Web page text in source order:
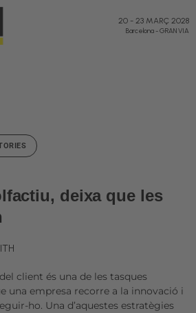
20 - 23 MARÇ 2028
Barcelona-GRAN VIA
deixa que les
client és una de les tasques
una empresa recorre a la innovació i
ho. Una d’aquestes estratègies